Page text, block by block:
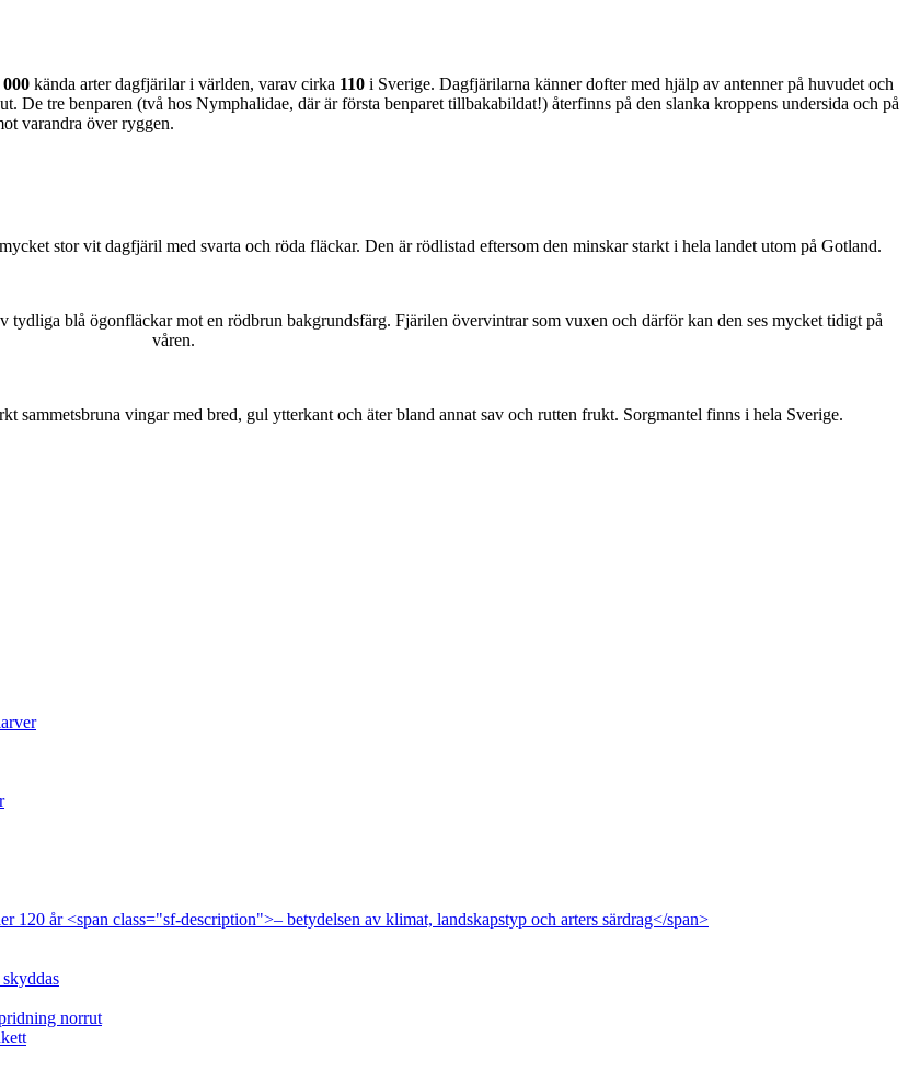
000 kända arter dagfjärilar i världen, varav cirka 110 i Sverige. Dagfjärilarna känner dofter med hjälp av antenner på huvudet och
De tre benparen (två hos Nymphalidae, där är första benparet tillbakabildat!) återfinns på den slanka kroppens undersida och på
varandra över ryggen.
stor vit dagfjäril med svarta och röda fläckar. Den är rödlistad eftersom den minskar starkt i hela landet utom på Gotland.
tydliga blå ögonfläckar mot en rödbrun bakgrundsfärg. Fjärilen övervintrar som vuxen och därför kan den ses mycket tidigt på
våren.
sammetsbruna vingar med bred, gul ytterkant och äter bland annat sav och rutten frukt. Sorgmantel finns i hela Sverige.
år <span class="sf-description">– betydelsen av klimat, landskapstyp och arters särdrag</span>
norrut